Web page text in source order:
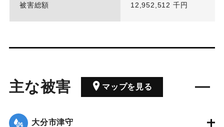
被害総額 12,952,512 千円
主な被害 マップを見る
大分市津守